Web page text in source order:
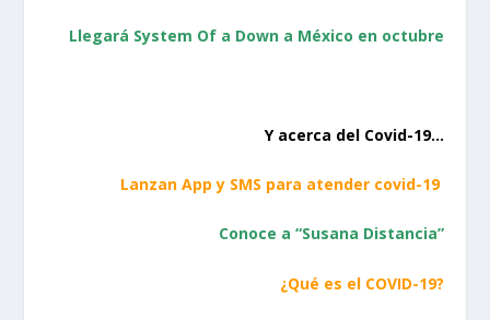
Llegará System Of a Down a México en octubre
Y acerca del Covid-19…
Lanzan App y SMS para atender covid-19
Conoce a “Susana Distancia”
¿Qué es el COVID-19?